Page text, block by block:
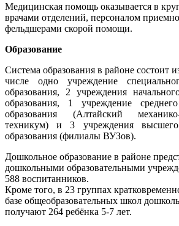
Медицинская помощь оказывается в
врачами отделений, персоналом
фельдшерами скорой помощи.
Образование
Система образования в районе состоит
числе одно учреждение
образования, 2 учреждения
образования, 1 учреждение
образования (Алтайский
техникум) и 3 учреждения высшего
образования (филиалы ВУЗов).
Дошкольное образование в районе
дошкольными образовательными
588 воспитанников.
Кроме того, в 23 группах
базе общеобразовательных школ
получают 264 ребёнка 5-7 лет.